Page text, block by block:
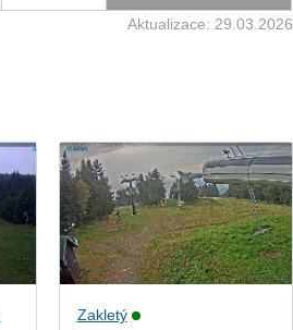
Aktualizace: 29.03.2026
Zakletý